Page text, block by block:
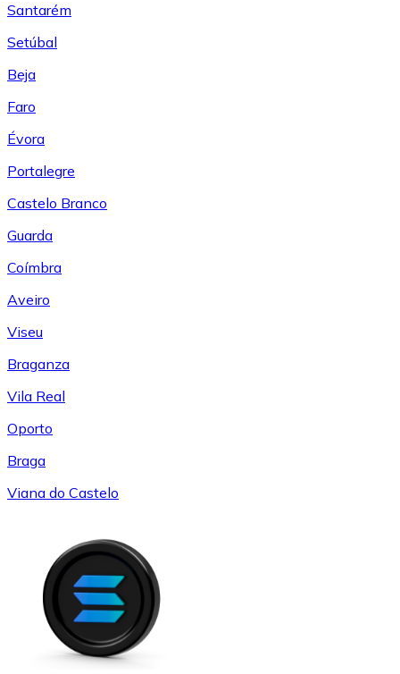
Santarém
Setúbal
Beja
Faro
Évora
Portalegre
Castelo Branco
Guarda
Coímbra
Aveiro
Viseu
Braganza
Vila Real
Oporto
Braga
Viana do Castelo